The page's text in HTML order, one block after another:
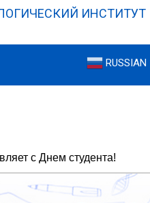
ИНСТИТУТ
RUSSIAN
с Днем студента!